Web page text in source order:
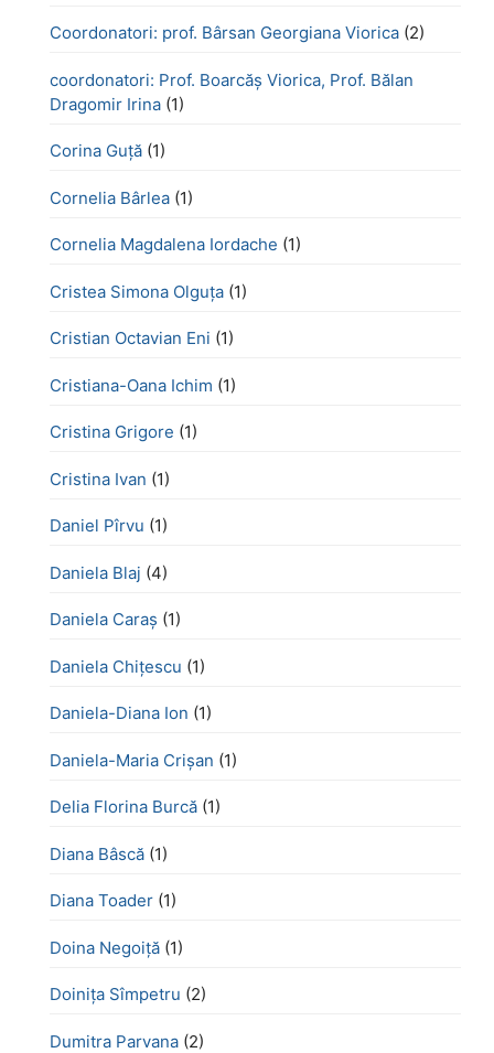
Coordonatori: prof. Bârsan Georgiana Viorica (2)
coordonatori: Prof. Boarcăș Viorica, Prof. Bălan
Dragomir Irina (1)
Corina Guță (1)
Cornelia Bârlea (1)
Cornelia Magdalena Iordache (1)
Cristea Simona Olguța (1)
Cristian Octavian Eni (1)
Cristiana-Oana Ichim (1)
Cristina Grigore (1)
Cristina Ivan (1)
Daniel Pîrvu (1)
Daniela Blaj (4)
Daniela Caraș (1)
Daniela Chiţescu (1)
Daniela-Diana Ion (1)
Daniela-Maria Crișan (1)
Delia Florina Burcă (1)
Diana Bâscă (1)
Diana Toader (1)
Doina Negoiță (1)
Doinița Sîmpetru (2)
Dumitra Parvana (2)